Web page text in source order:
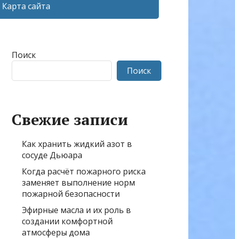
Карта сайта
Поиск
Поиск
Свежие записи
Как хранить жидкий азот в
сосуде Дьюара
Когда расчёт пожарного риска
заменяет выполнение норм
пожарной безопасности
Эфирные масла и их роль в
создании комфортной
атмосферы дома